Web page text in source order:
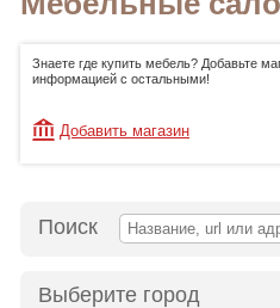
Знаете где купить мебель? Добавьте
информацией с остальными!
Добавить магазин
Поиск
Выберите город